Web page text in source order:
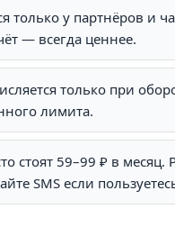
только у партнёров и
— всегда ценнее.
только при
лимита.
стоят 59–99 ₽ в
SMS если